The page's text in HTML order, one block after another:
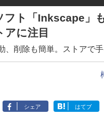
フト「Inkscape」
アに注目
、削除も簡単。ストアで
シェア はてブ